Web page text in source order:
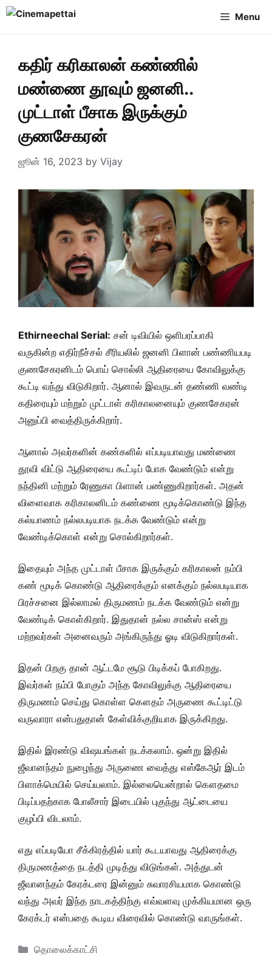
Skip
Menu
கதிர் கரிகாலன் கண்ணில்
மண்ணை தூவும் ஜனனி..
முட்டாள் பீசாக இருக்கும்
குணசேகரன்
ஜூன் 16, 2023 by Vijay
Ethirneechal Serial: சன் டிவியில் ஒளிபரப்பாகி
வருகின்ற எதிர்நீச்சல் சீரியலில் ஜனனி பிளான் பண்ணியபடி
குணசேகரனிடம் பொய் சொல்லி ஆதிரையை கோவிலுக்கு
கூட்டி வந்து விடுகிறார். ஆனால் இவருடன் தண்ணி வண்டி
கதிரையும் மற்றும் முட்டாள் கரிகாலனையும் குணசேகரன்
அனுப்பி வைத்திருக்கிறார்.
ஆனால் அவர்களின் கண்களில் எப்படியாவது மண்ணை
தூவி விட்டு ஆதிரையை கூட்டிப் போக வேண்டும் என்று
நந்தினி மற்றும் ரேணுகா பிளான் பண்ணுகிறார்கள். அதன்
விளைவாக கரிகாலனிடம் கண்ணை மூடிக்கொண்டு இந்த
கல்யாணம் நல்லபடியாக நடக்க வேண்டும் என்று
வேண்டிக்கொள் என்று சொல்கிறார்கள்.
இதையும் அந்த முட்டாள் பீசாக இருக்கும் கரிகாலன் நம்பி
கண் மூடிக் கொண்டு ஆதிரைக்கும் எனக்கும் நல்லபடியாக
பிரச்சனை இல்லாமல் திருமணம் நடக்க வேண்டும் என்று
வேண்டிக் கொள்கிறார். இதுதான் நல்ல சான்ஸ் என்று
மற்றவர்கள் அனைவரும் அங்கிருந்து ஓடி விடுகிறார்கள்.
இதன் பிறகு தான் ஆட்டமே சூடு பிடிக்கப் போகிறது.
இவர்கள் நம்பி போகும் அந்த கோவிலுக்கு ஆதிரையை
திருமணம் செய்து கொள்ள கௌதம் அருணை கூட்டிட்டு
வருவாரா என்பதுதான் கேள்விக்குறியாக இருக்கிறது.
இதில் இரண்டு விஷயங்கள் நடக்கலாம். ஒன்று இதில்
ஜீவானந்தம் நுழைந்து அருணை வைத்து எஸ்கேஆர் இடம்
பிளாக்மெயில் செய்யலாம். இல்லையென்றால் கௌதமை
பிடிப்பதற்காக போலீசார் இடையில் புகுந்து ஆட்டையை
குழப்பி விடலாம்.
எது எப்படியோ சீக்கிரத்தில் யார் கூடயாவது ஆதிரைக்கு
திருமணத்தை நடத்தி முடித்து விடுங்கள். அத்துடன்
ஜீவானந்தம் கேரக்டரை இன்னும் சுவாரசியமாக கொண்டு
வந்து அவர் இந்த நாடகத்திற்கு எவ்வளவு முக்கியமான ஒரு
கேரக்டர் என்பதை கூடிய விரைவில் கொண்டு வாருங்கள்.
Categories
தொலைக்காட்சி